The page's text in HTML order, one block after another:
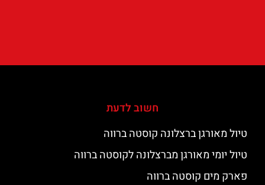
חשוב לדעת
טיול מאורגן ברצלונה קוסטה ברווה
טיול יומי מאורגן מברצלונה לקוסטה ברווה
פארק מים קוסטה ברווה